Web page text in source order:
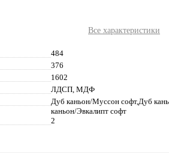
Все характеристики
484
376
1602
ЛДСП, МДФ
Дуб каньон/Муссон софт,Дуб
каньон/Эвкалипт софт
2